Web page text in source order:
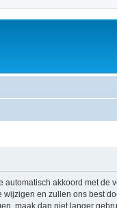
automatisch akkoord met
en zullen ons best
maak dan niet langer